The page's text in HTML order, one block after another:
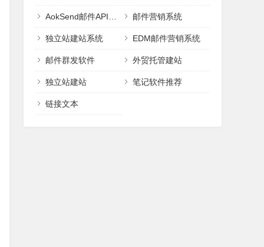
AokSend邮件API邮件接口 邮件营销系统
独立站建站系统 EDM邮件营销系统
邮件群发软件 外贸托管建站
独立站建站 笔记软件推荐
链接文本